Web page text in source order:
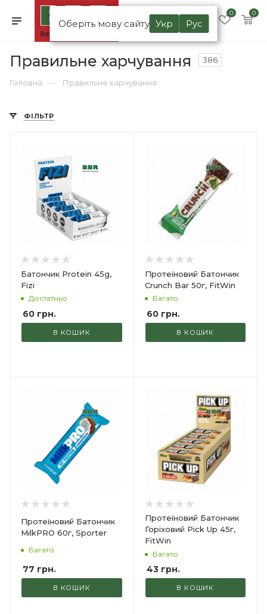
Оберіть мову сайту Укр Рус
0 0
Правильне харчування 386
Головна — Правильне харчування
ФІЛЬТР
Батончик Protein 45g,
Fizi
Достатньо
60 грн.
В КОШИК
Протеїновий Батончик
Crunch Bar 50г, FitWin
Багато
60грн.
В КОШИК
Протеїновий Батончик
MilkPRO 60г, Sporter
Багато
77 грн.
В КОШИК
Протеїновий Батончик
Горіховий Pick Up 45г,
FitWin
Багато
43грн.
В КОШИК